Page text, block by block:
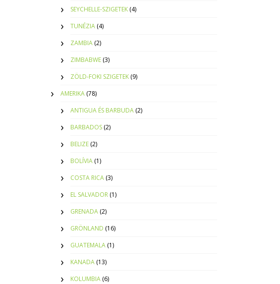
SEYCHELLE-SZIGETEK (4)
TUNÉZIA (4)
ZAMBIA (2)
ZIMBABWE (3)
ZÖLD-FOKI SZIGETEK (9)
AMERIKA (78)
ANTIGUA ÉS BARBUDA (2)
BARBADOS (2)
BELIZE (2)
BOLÍVIA (1)
COSTA RICA (3)
EL SALVADOR (1)
GRENADA (2)
GRÖNLAND (16)
GUATEMALA (1)
KANADA (13)
KOLUMBIA (6)